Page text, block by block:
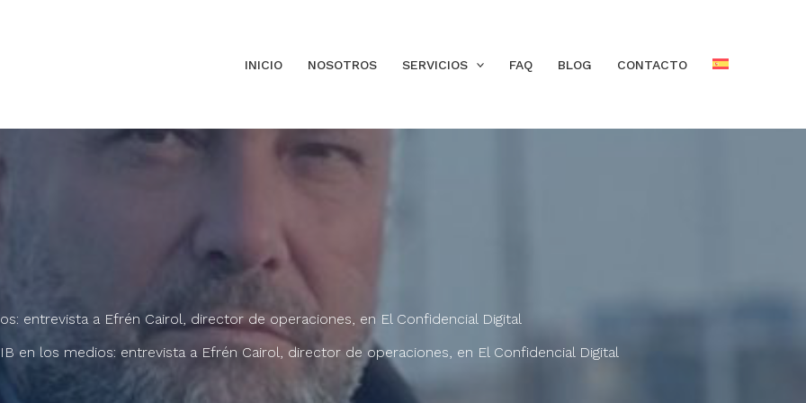
INICIO NOSOTROS SERVICIOS FAQ BLOG CONTACTO
entrevista a Efrén Cairol, director de operaciones, en El Confidencial Digital
en los medios: entrevista a Efrén Cairol, director de operaciones, en El Confidencial Digital